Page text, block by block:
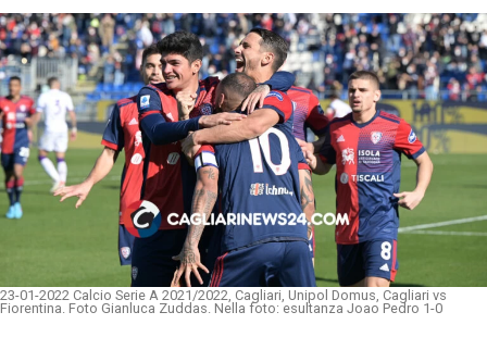
23-01-2022 Calcio Serie A 2021/2022, Cagliari, Unipol Domus, Cagliari vs
Fiorentina. Foto Gianluca Zuddas. Nella foto: esultanza Joao Pedro 1-0